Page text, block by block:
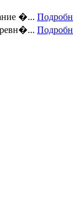
�...